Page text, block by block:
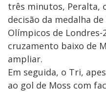
três minutos, Peralta,
decisão da medalha
Olímpicos de
cruzamento baixo de
ampliar.
Em seguida, o Tri,
ao gol de Moss com